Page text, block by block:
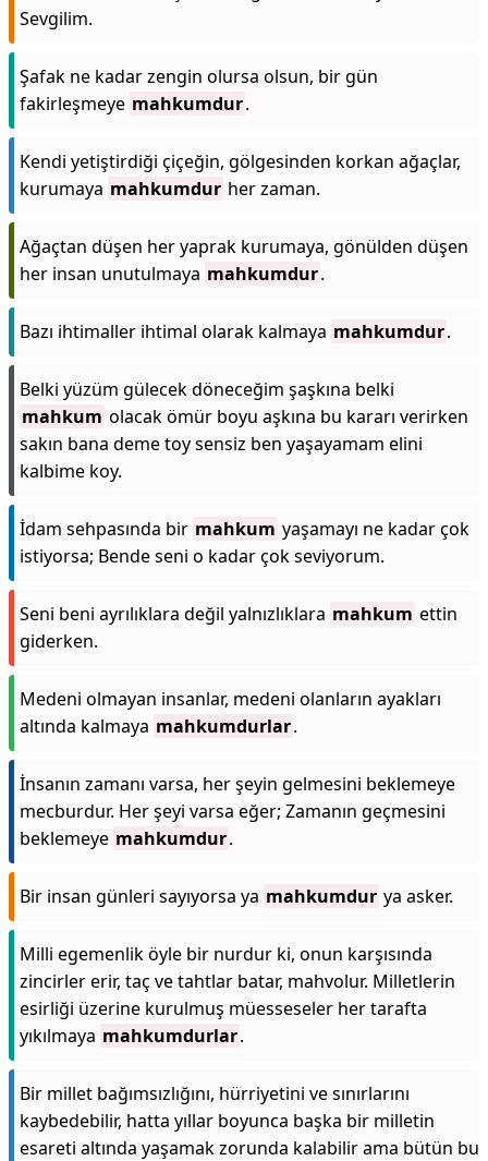
Sevgilim.
Şafak ne kadar zengin olursa olsun, bir gün
fakirleşmeye mahkumdur.
Kendi yetiştirdiği çiçeğin, gölgesinden korkan ağaçlar,
kurumaya mahkumdur her zaman.
Ağaçtan düşen her yaprak kurumaya, gönülden düşen
her insan unutulmaya mahkumdur.
Bazı ihtimaller ihtimal olarak kalmaya mahkumdur.
Belki yüzüm gülecek döneceğim şaşkına belki
mahkum olacak ömür boyu aşkına bu kararı verirken
sakın bana deme toy sensiz ben yaşayamam elini
kalbime koy.
İdam sehpasında bir mahkum yaşamayı ne kadar çok
istiyorsa; Bende seni o kadar çok seviyorum.
Seni beni ayrılıklara değil yalnızlıklara mahkum ettin
giderken.
Medeni olmayan insanlar, medeni olanların ayakları
altında kalmaya mahkumdurlar.
İnsanın zamanı varsa, her şeyin gelmesini beklemeye
mecburdur. Her şeyi varsa eğer; Zamanın geçmesini
beklemeye mahkumdur.
Bir insan günleri sayıyorsa ya mahkumdur ya asker.
Milli egemenlik öyle bir nurdur ki, onun karşısında
zincirler erir, taç ve tahtlar batar, mahvolur. Milletlerin
esirliği üzerine kurulmuş müesseseler her tarafta
yıkılmaya mahkumdurlar.
Bir millet bağımsızlığını, hürriyetini ve sınırlarını
kaybedebilir, hatta yıllar boyunca başka bir milletin
esareti altında yaşamak zorunda kalabilir ama bütün bu